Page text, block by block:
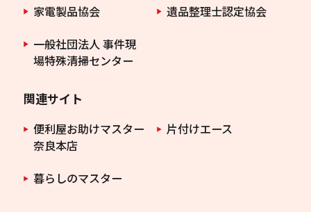
家電製品協会
遺品整理士認定協会
一般社団法人 事件現
場特殊清掃センター
関連サイト
便利屋お助けマスター
奈良本店
片付けエース
暮らしのマスター